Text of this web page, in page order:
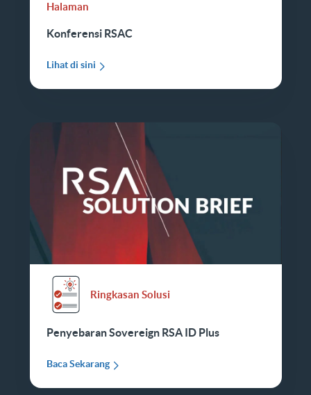
Halaman
Konferensi RSAC
Lihat di sini
Ringkasan Solusi
Penyebaran Sovereign RSA ID Plus
Baca Sekarang